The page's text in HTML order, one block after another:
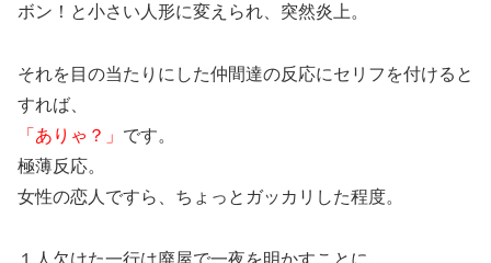
ボン！と小さい人形に変えられ、突然炎上。
それを目の当たりにした仲間達の反応にセリフを付けると
すれば、
「ありゃ？」 です。
極薄反応。
女性の恋人ですら、ちょっとガッカリした程度。
１人欠けた一行は廃屋で一夜を明かすことに。